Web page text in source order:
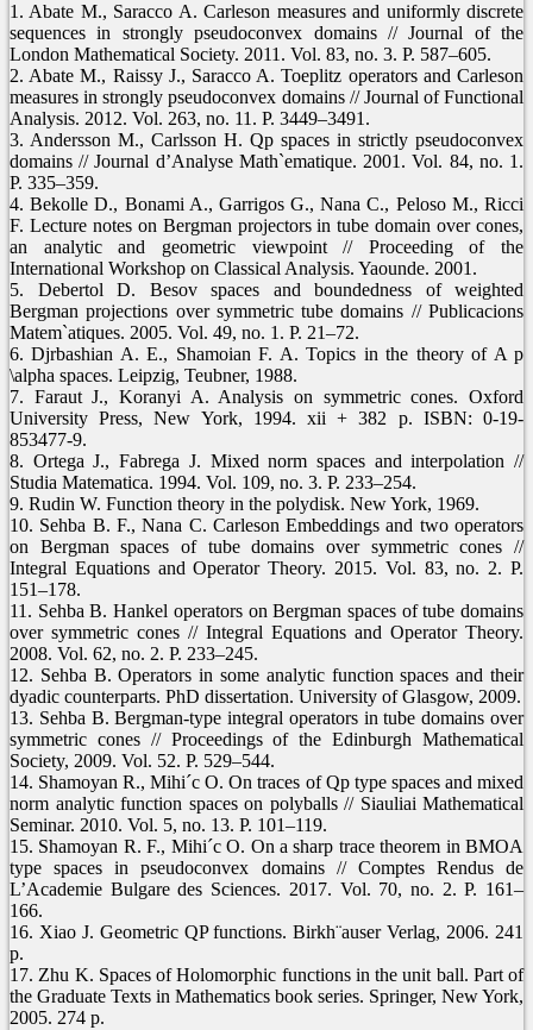
1. Abate M., Saracco A. Carleson measures and uniformly discrete
sequences in strongly pseudoconvex domains // Journal of the
London Mathematical Society. 2011. Vol. 83, no. 3. P. 587–605.
2. Abate M., Raissy J., Saracco A. Toeplitz operators and Carleson
measures in strongly pseudoconvex domains // Journal of Functional
Analysis. 2012. Vol. 263, no. 11. P. 3449–3491.
3. Andersson M., Carlsson H. Qp spaces in strictly pseudoconvex
domains // Journal d’Analyse Math`ematique. 2001. Vol. 84, no. 1.
P. 335–359.
4. Bekolle D., Bonami A., Garrigos G., Nana C., Peloso M., Ricci
F. Lecture notes on Bergman projectors in tube domain over cones,
an analytic and geometric viewpoint // Proceeding of the
International Workshop on Classical Analysis. Yaounde. 2001.
5. Debertol D. Besov spaces and boundedness of weighted
Bergman projections over symmetric tube domains // Publicacions
Matem`atiques. 2005. Vol. 49, no. 1. P. 21–72.
6. Djrbashian A. E., Shamoian F. A. Topics in the theory of A p
\alpha spaces. Leipzig, Teubner, 1988.
7. Faraut J., Koranyi A. Analysis on symmetric cones. Oxford
University Press, New York, 1994. xii + 382 p. ISBN: 0-19-
853477-9.
8. Ortega J., Fabrega J. Mixed norm spaces and interpolation //
Studia Matematica. 1994. Vol. 109, no. 3. P. 233–254.
9. Rudin W. Function theory in the polydisk. New York, 1969.
10. Sehba B. F., Nana C. Carleson Embeddings and two operators
on Bergman spaces of tube domains over symmetric cones //
Integral Equations and Operator Theory. 2015. Vol. 83, no. 2. P.
151–178.
11. Sehba B. Hankel operators on Bergman spaces of tube domains
over symmetric cones // Integral Equations and Operator Theory.
2008. Vol. 62, no. 2. P. 233–245.
12. Sehba B. Operators in some analytic function spaces and their
dyadic counterparts. PhD dissertation. University of Glasgow, 2009.
13. Sehba B. Bergman-type integral operators in tube domains over
symmetric cones // Proceedings of the Edinburgh Mathematical
Society, 2009. Vol. 52. P. 529–544.
14. Shamoyan R., Mihi´c O. On traces of Qp type spaces and mixed
norm analytic function spaces on polyballs // Siauliai Mathematical
Seminar. 2010. Vol. 5, no. 13. P. 101–119.
15. Shamoyan R. F., Mihi´c O. On a sharp trace theorem in BMOA
type spaces in pseudoconvex domains // Comptes Rendus de
L’Academie Bulgare des Sciences. 2017. Vol. 70, no. 2. P. 161–
166.
16. Xiao J. Geometric QP functions. Birkh¨auser Verlag, 2006. 241
p.
17. Zhu K. Spaces of Holomorphic functions in the unit ball. Part of
the Graduate Texts in Mathematics book series. Springer, New York,
2005. 274 p.